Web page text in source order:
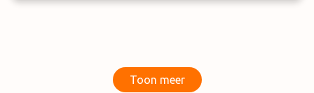
Toon meer